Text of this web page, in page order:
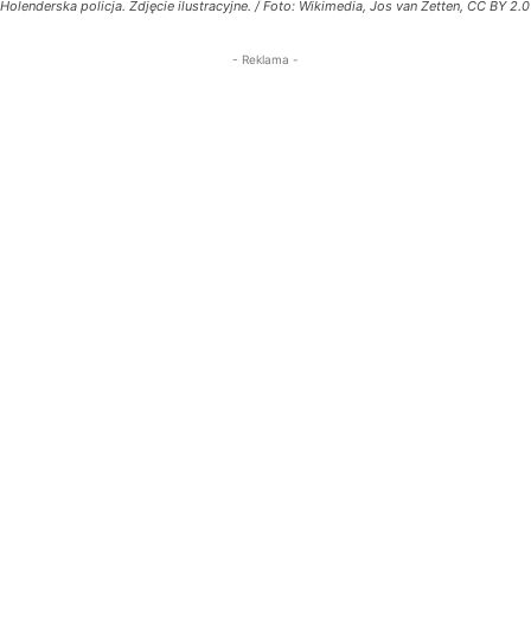
Holenderska policja. Zdjęcie ilustracyjne. / Foto: Wikimedia, Jos van Zetten, CC BY 2.0
- Reklama -